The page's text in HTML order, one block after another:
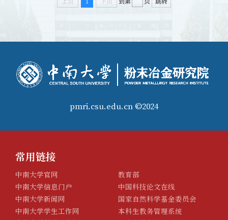
上页 1 下页 到第 页 跳转
pmri.csu.edu.cn ©2024
常用链接
中南大学官网
中南大学信息门户
中南大学新闻网
中南大学学生工作网
教育部
中国科技论文在线
国家自然科学基金委员会
本科生教务管理系统